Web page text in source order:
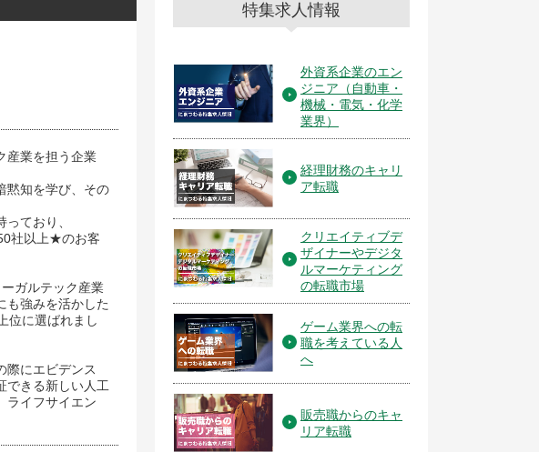
産業を担う企業
黙知を学び、その
ており、
社以上★のお客
ガルテック産業
も強みを活かした
位に選ばれまし
際にエビデンス
できる新しい人工
ライフサイエン
特集求人情報
外資系企業のエン
ジニア（自動車・
機械・電気・化学
業界）
経理財務のキャリ
ア転職
クリエイティブデ
ザイナーやデジタ
ルマーケティング
の転職市場
ゲーム業界への転
職を考えている人
へ
販売職からのキャ
リア転職